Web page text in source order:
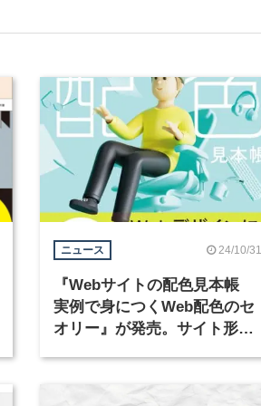
ニュース 24/10/31
『Webサイトの配色見本帳
実例で身につくWeb配色のセ
オリー』が発売。サイト形態